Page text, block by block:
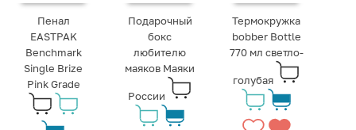
Пенал
EASTPAK
Benchmark
Single Brize
Pink Grade
Подарочный
бокс
любителю
маяков Маяки
России
Термокружка
bobber Bottle
770 мл светло-
голубая